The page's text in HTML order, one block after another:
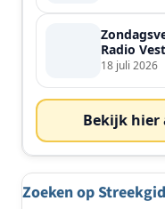
Radio
de streek
18 juli 2026
Bekijk hier
Zoeken op